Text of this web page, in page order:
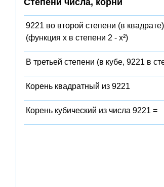
9221 во второй степени (в квадрате)
(функция x в степени 2 - x²)
В третьей степени (в кубе, 9221 в
Корень квадратный из 9221
Корень кубический из числа 9221 =